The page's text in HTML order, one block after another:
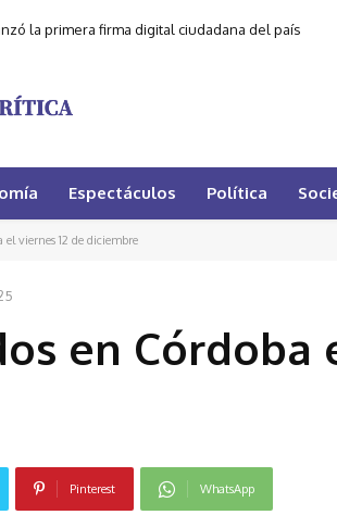
la primera firma digital ciudadana del país
Espectáculos Política
el viernes 12 de diciembre
en Córdoba
Pinterest WhatsApp